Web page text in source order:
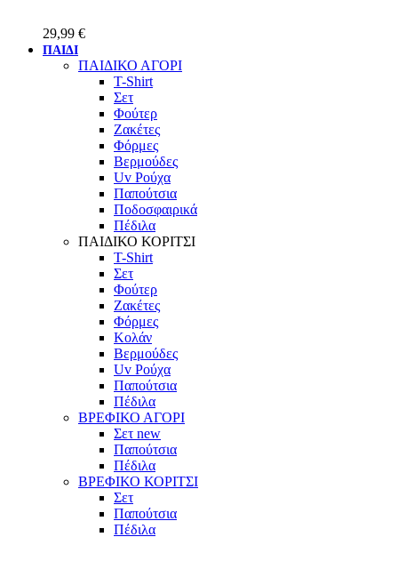
29,99 €
ΠΑΙΔΙ
ΠΑΙΔΙΚΟ ΑΓΟΡΙ
T-Shirt
Σετ
Φούτερ
Ζακέτες
Φόρμες
Βερμούδες
Uv Ρούχα
Παπούτσια
Ποδοσφαιρικά
Πέδιλα
ΠΑΙΔΙΚΟ ΚΟΡΙΤΣΙ
T-Shirt
Σετ
Φούτερ
Ζακέτες
Φόρμες
Κολάν
Βερμούδες
Uv Ρούχα
Παπούτσια
Πέδιλα
ΒΡΕΦΙΚΟ ΑΓΟΡΙ
Σετ new
Παπούτσια
Πέδιλα
ΒΡΕΦΙΚΟ ΚΟΡΙΤΣΙ
Σετ
Παπούτσια
Πέδιλα